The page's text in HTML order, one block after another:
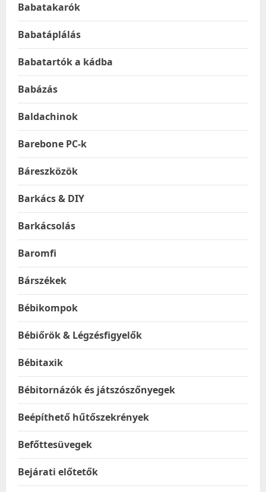
Babatakarók
Babatáplálás
Babatartók a kádba
Babázás
Baldachinok
Barebone PC-k
Báreszközök
Barkács & DIY
Barkácsolás
Baromfi
Bárszékek
Bébikompok
Bébiőrök & Légzésfigyelők
Bébitaxik
Bébitornázók és játszószőnyegek
Beépíthető hűtőszekrények
Befőttesüvegek
Bejárati előtetők